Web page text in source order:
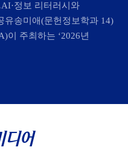
정보 리터러시와
유송미애(문헌정보학과 14)
이 주최하는 ‘2026년
디어